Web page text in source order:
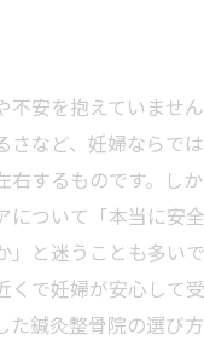
不安を抱えていませ
さなど、妊婦ならで
右するものです。し
について「本当に安
」と迷うことも多い
くで妊婦が安心して
た鍼灸整骨院の選び